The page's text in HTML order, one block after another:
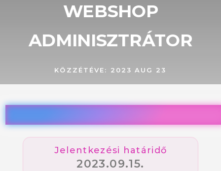
WEBSHOP
ADMINISZTRÁTOR
KÖZZÉTÉVE: 2023 AUG 23
Jelentkezési határidő
2023.09.15.